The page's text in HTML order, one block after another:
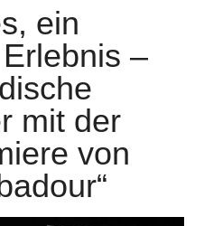
ein
–
mit der
von